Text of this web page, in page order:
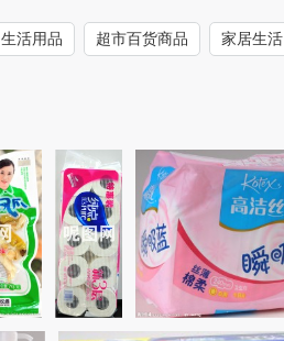
生活用品 超市百货商品 家居生活